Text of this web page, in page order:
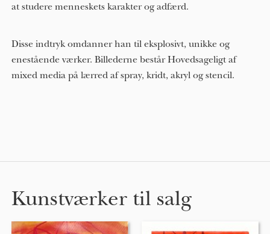
at studere menneskets karakter og adfærd.
Disse indtryk omdanner han til eksplosivt, unikke og
enestående værker. Billederne består Hovedsageligt af
mixed media på lærred af spray, kridt, akryl og stencil.
Kunstværker til salg